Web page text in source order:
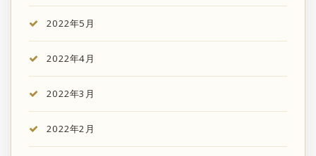
2022年5月
2022年4月
2022年3月
2022年2月